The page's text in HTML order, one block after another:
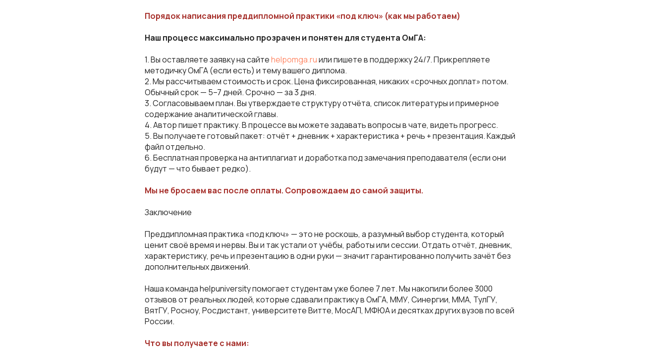
Порядок написания преддипломной практики «под ключ» (как мы работаем)
Наш процесс максимально прозрачен и понятен для студента ОмГА:
1. Вы оставляете заявку на сайтеhelpomga.ruили пишете в поддержку 24/7. Прикрепляете
методичку ОмГА (если есть) и тему вашего диплома.
2. Мы рассчитываем стоимость и срок. Цена фиксированная, никаких «срочных доплат» потом.
Обычный срок — 5–7 дней. Срочно — за 3 дня.
3. Согласовываем план. Вы утверждаете структуру отчёта, список литературы и примерное
содержание аналитической главы.
4. Автор пишет практику. В процессе вы можете задавать вопросы в чате, видеть прогресс.
5. Вы получаете готовый пакет: отчёт + дневник + характеристика + речь + презентация. Каждый
файл отдельно.
6. Бесплатная проверка на антиплагиат и доработка под замечания преподавателя (если они
будут — что бывает редко).
Мы не бросаем вас после оплаты. Сопровождаем до самой защиты.
Заключение
Преддипломная практика «под ключ» — это не роскошь, а разумный выбор студента, который
ценит своё время и нервы. Вы и так устали от учёбы, работы или сессии. Отдать отчёт, дневник,
характеристику, речь и презентацию в одни руки — значит гарантированно получить зачёт без
дополнительных движений.
Наша команда helpuniversity помогает студентам уже более 7 лет. Мы накопили более 3000
отзывов от реальных людей, которые сдавали практику в ОмГА, ММУ, Синергии, ММА, ТулГУ,
ВятГУ, Росноу, Росдистант, университете Витте, МосАП, МФЮА и десятках других вузов по всей
России.
Что вы получаете с нами: